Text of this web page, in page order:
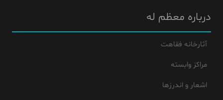
درباره معظم له
آثارخانه فقاهت
مراکز وابسته
اشعار و اندرزها